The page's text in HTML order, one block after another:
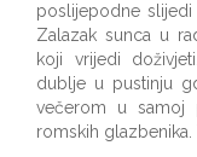
poslijepodne slijedi
Zalazak sunca u
koji vrijedi
dublje u pustinju
večerom u samoj
romskih